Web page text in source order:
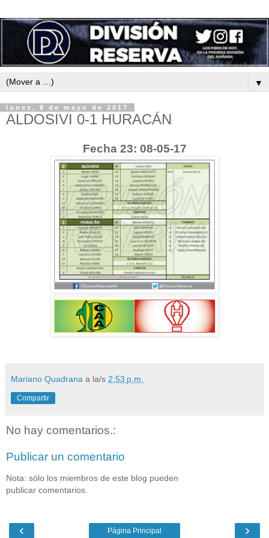
▼
lunes, 8 de mayo de 2017
ALDOSIVI 0-1 HURACÁN
Fecha 23: 08-05-17
Mariano Quadrana a la/s 2:53 p.m.
Compartir
No hay comentarios.:
Publicar un comentario
Nota: sólo los miembros de este blog pueden
publicar comentarios.
‹ ›
Página Principal